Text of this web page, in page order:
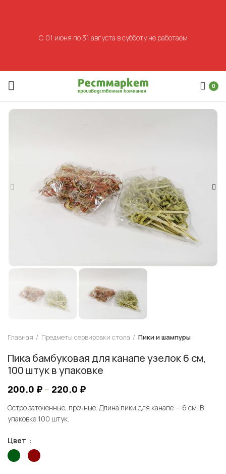
0
Главная Предметы сервировки стола Пики и шампуры
Пика бамбуковая для канапе узелок 6 см,
100 штук в упаковке
200.0 ₽ – 220.0 ₽
Остро заточенные, прочные. Длина пики для канапе — 6 см. В
упаковке 100 штук.
Цвет
С 01 июня по 31 августа в субботу не работаем